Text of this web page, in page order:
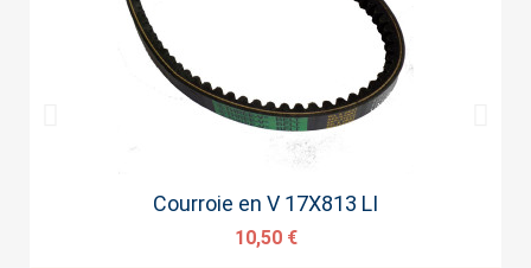
Aperçu rapide
Courroie en V 17X813 LI
10,50 €